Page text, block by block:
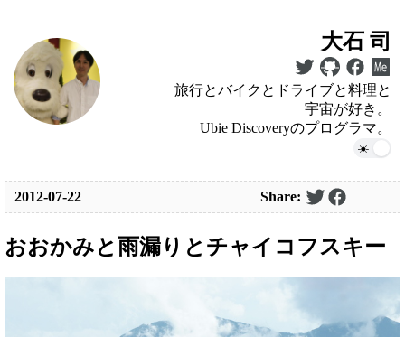
大石 司
旅行とバイクとドライブと料理と
宇宙が好き。
Ubie Discoveryのプログラマ。
2012-07-22 Share:
おおかみと雨漏りとチャイコフスキー